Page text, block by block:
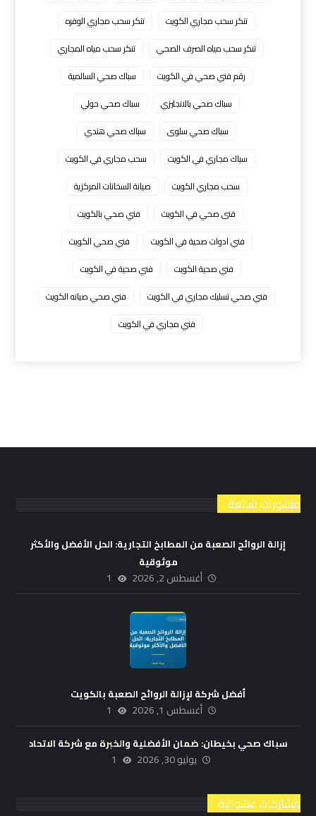
تنكر سحب مجاري الكويت
تنكر سحب مجاري الوفره
تنكر سحب مياه الصرف الصحي
تنكر سحب مياه المجاري
رقم فني صحي في الكويت
سباك صحي السالمية
سباك صحي بالانجليزي
سباك صحي حولي
سباك صحي سلوى
سباك صحي هندي
سباك مجاري في الكويت
سحب مجاري في الكويت
سحب مجاري الكويت
صيانة السخانات المركزية
فنى صحي في الكويت
فني صحي بالكويت
فني ادوات صحية في الكويت
فني صحي الكويت
فني صحية الكويت
فني صحية في الكويت
فني صحي تسليك مجاري في الكويت
فني صحي صيانه الكويت
فني مجاري في الكويت
منشورات شائعة
إزالة الروائح الصعبة من المطابخ التجارية: الحل الأفضل والأكثر
موثوقية
أغسطس 2, 2026 1
أفضل شركة لإزالة الروائح الصعبة بالكويت
أغسطس 1, 2026 1
سباك صحي بخيطان: ضمان الأفضلية والخبرة مع شركة الاتحاد
يوليو 30, 2026 1
مشاركات عشوائية